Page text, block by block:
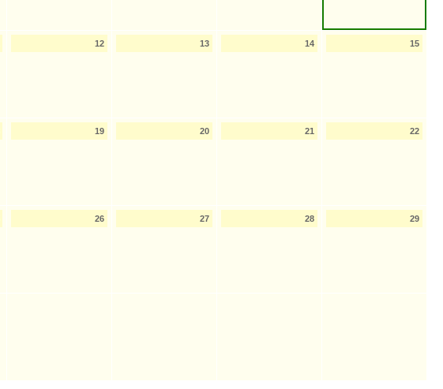
12 13 14 15
19 20 21 22
26 27 28 29